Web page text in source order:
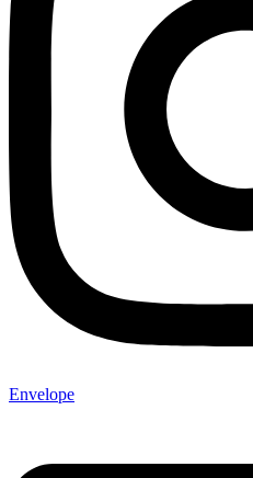
Envelope